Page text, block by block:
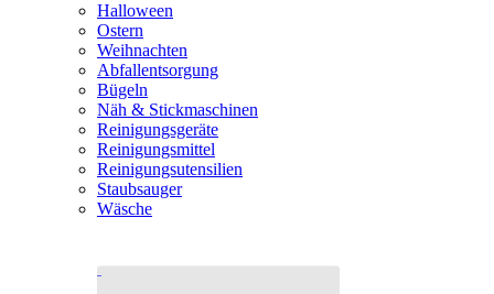
Halloween
Ostern
Weihnachten
Abfallentsorgung
Bügeln
Näh & Stickmaschinen
Reinigungsgeräte
Reinigungsmittel
Reinigungsutensilien
Staubsauger
Wäsche